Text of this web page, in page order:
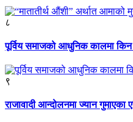
८
पूर्विय समाजको आधुनिक कालमा किन
९
राजावादी आन्दोलनमा ज्यान गुमाएका